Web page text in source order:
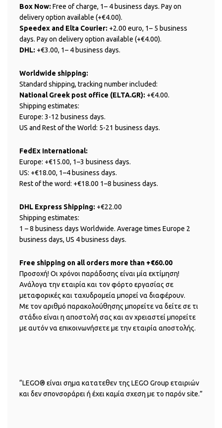
Box Now: Free of charge, 1– 4 business days. Pay on
delivery option available (+€4.00).
Speedex and Elta Courier: +2.00 euro, 1– 5 business
days. Pay on delivery option available (+€4.00).
DHL: +€3.00, 1– 4 business days.
Worldwide shipping:
Standard shipping, tracking number included:
National Greek post office (ELTA.GR): +€4.00.
Shipping estimates:
Europe: 3-12 business days.
US and Rest of the World: 5-21 business days.
FedEx International:
Europe: +€15.00, 1–3 business days.
US: +€18.00, 1–4 business days.
Rest of the word: +€18.00 1–8 business days.
DHL Express Shipping: +€22.00
Shipping estimates:
1 – 8 business days Worldwide. Average times Europe 2
business days, US 4 business days.
Free shipping on all orders more than +€60.00
Προσοχή! Οι χρόνοι παράδοσης είναι μία εκτίμηση!
Ανάλογα την εταιρία και τον φόρτο εργασίας σε
μεταφορικές και ταχυδρομεία μπορεί να διαφέρουν.
Με τον αριθμό παρακολούθησης μπορείτε να δείτε σε τι
στάδιο είναι η αποστολή σας και αν χρειαστεί μπορείτε
με αυτόν να επικοινωνήσετε με την εταιρία αποστολής.
“LEGO® είναι σημα κατατεθεν της LEGO Group εταιριών
και δεν σπονσοράρει ή έχει καμία σχεση με το παρόν site.”